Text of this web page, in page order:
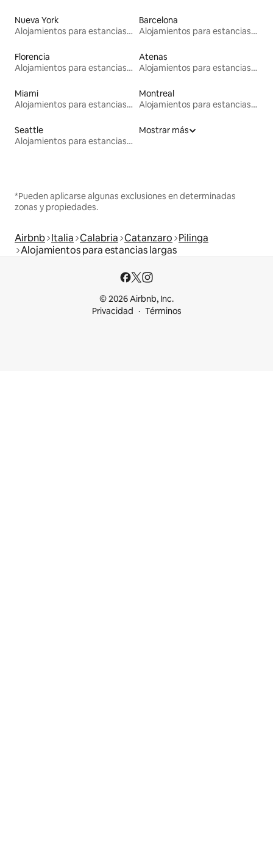
Nueva York
Alojamientos para estancias largas
Barcelona
Alojamientos para estancias largas
Florencia
Alojamientos para estancias largas
Atenas
Alojamientos para estancias largas
Miami
Alojamientos para estancias largas
Montreal
Alojamientos para estancias largas
Seattle
Alojamientos para estancias largas
Mostrar más
*Pueden aplicarse algunas exclusiones en determinadas
zonas y propiedades.
Airbnb Italia Calabria Catanzaro Pilinga
Alojamientos para estancias largas
© 2026 Airbnb, Inc.
Privacidad
Términos